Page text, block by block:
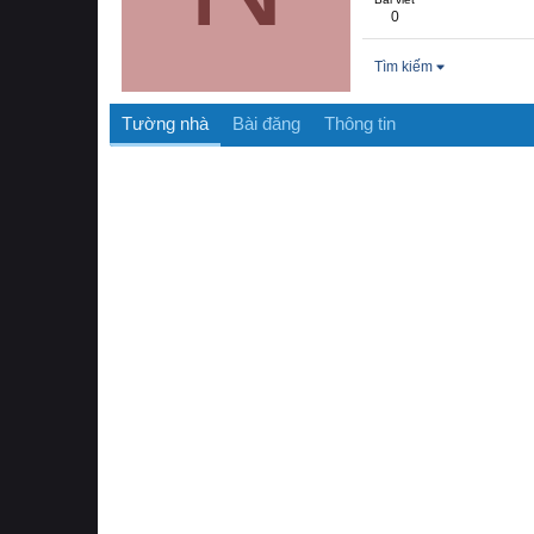
0
Tìm kiếm
Tường nhà Bài đăng Thông tin